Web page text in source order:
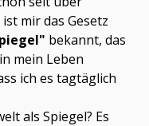
mir das Gesetz
bekannt, das
mein Leben
ich es tagtäglich
als Spiegel? Es